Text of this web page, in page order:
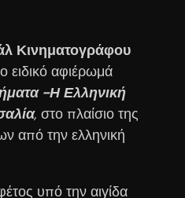
Κινηματογράφου
ειδικό αφιέρωμά
-Η Ελληνική
, στο πλαίσιο της
από την ελληνική
υπό την αιγίδα